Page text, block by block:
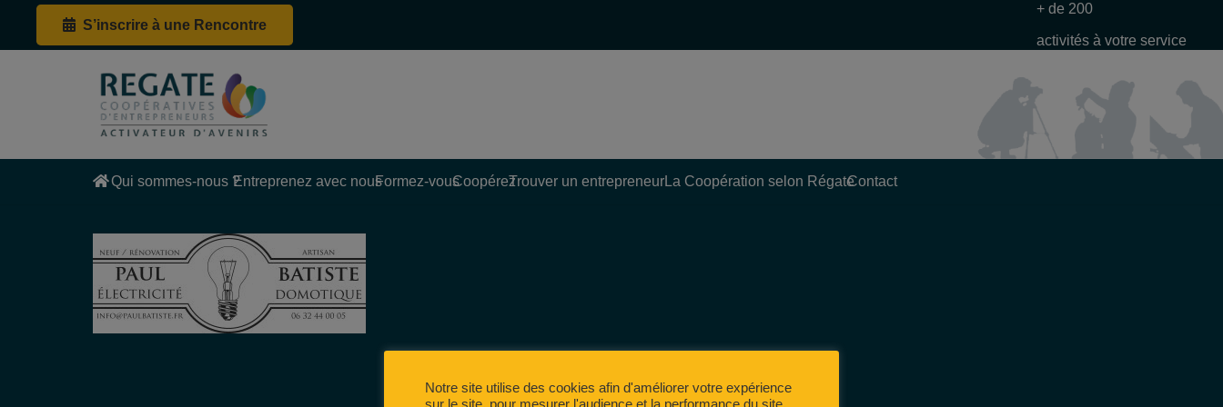
S’inscrire à une Rencontre
+ de 200
activités à votre service
Qui sommes-nous ?Entreprenez avec nousFormez-vousCoopérezTrouver un entrepreneurLa Coopération selon RégateContact
Notre site utilise des cookies afin d'améliorer votre expérience
sur le site, pour mesurer l'audience et la performance du site,